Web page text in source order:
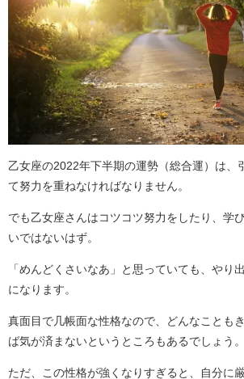
乙女座の2022年下半期の運勢（総合運）は、
て努力を重ねなければなりません。
でも乙女座さんはコツコツ努力をしたり、学
いではないはず。
「めんどくさいなあ」と思っていても、やり
になります。
真面目で几帳面な性格なので、どんなことも
ば気が済まないというところもあるでしょう。
ただ、この性格が強くなりすぎると、自分に